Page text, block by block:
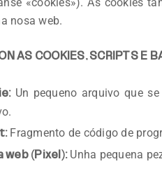
nosa web.
AS COOKIES, SCRIPTS E
Un pequeno arquivo que
Fragmento de código de
web (Pixel):Unha pequena